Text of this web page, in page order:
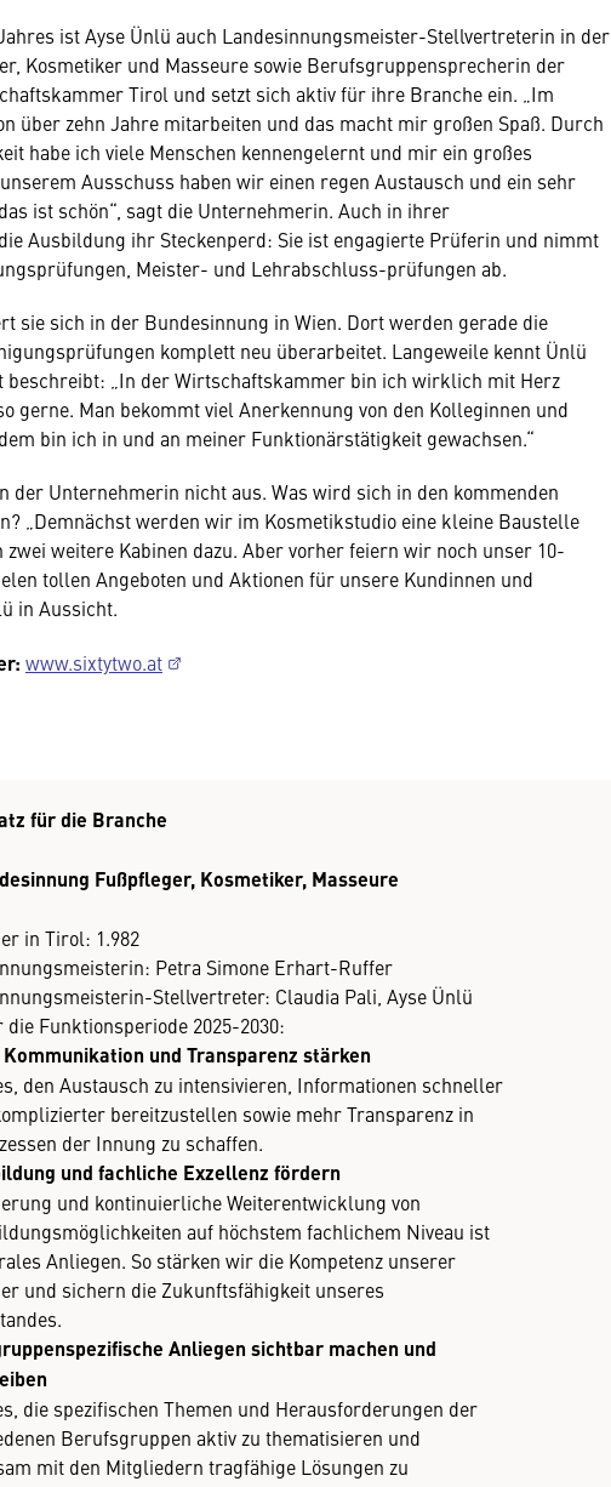
ist Ayse Ünlü auch Landesinnungsmeister-Stellvertreterin in der
Kosmetiker und Masseure sowie Berufsgruppensprecherin der
Tirol und setzt sich aktiv für ihre Branche ein. „Im
über zehn Jahre mitarbeiten und das macht mir großen Spaß. Durch
habe ich viele Menschen kennengelernt und mir ein großes
Ausschuss haben wir einen regen Austausch und ein sehr
ist schön“, sagt die Unternehmerin. Auch in ihrer
Ausbildung ihr Steckenperd: Sie ist engagierte Prüferin und nimmt
Meister- und Lehrabschluss-prüfungen ab.
sie sich in der Bundesinnung in Wien. Dort werden gerade die
komplett neu überarbeitet. Langeweile kennt Ünlü
beschreibt: „In der Wirtschaftskammer bin ich wirklich mit Herz
gerne. Man bekommt viel Anerkennung von den Kolleginnen und
bin ich in und an meiner Funktionärstätigkeit gewachsen.“
der Unternehmerin nicht aus. Was wird sich in den kommenden
„Demnächst werden wir im Kosmetikstudio eine kleine Baustelle
zwei weitere Kabinen dazu. Aber vorher feiern wir noch unser 10-
tollen Angeboten und Aktionen für unsere Kundinnen und
in Aussicht.
www.sixtytwo.at
für die Branche
Fußpfleger, Kosmetiker, Masseure
in Tirol: 1.982
Petra Simone Erhart-Ruffer
Stellvertreter: Claudia Pali, Ayse Ünlü
die Funktionsperiode 2025-2030:
und Transparenz stärken
den Austausch zu intensivieren, Informationen schneller
bereitzustellen sowie mehr Transparenz in
der Innung zu schaffen.
und fachliche Exzellenz fördern
und kontinuierliche Weiterentwicklung von
auf höchstem fachlichem Niveau ist
Anliegen. So stärken wir die Kompetenz unserer
und sichern die Zukunftsfähigkeit unseres
Anliegen sichtbar machen und
die spezifischen Themen und Herausforderungen der
Berufsgruppen aktiv zu thematisieren und
mit den Mitgliedern tragfähige Lösungen zu